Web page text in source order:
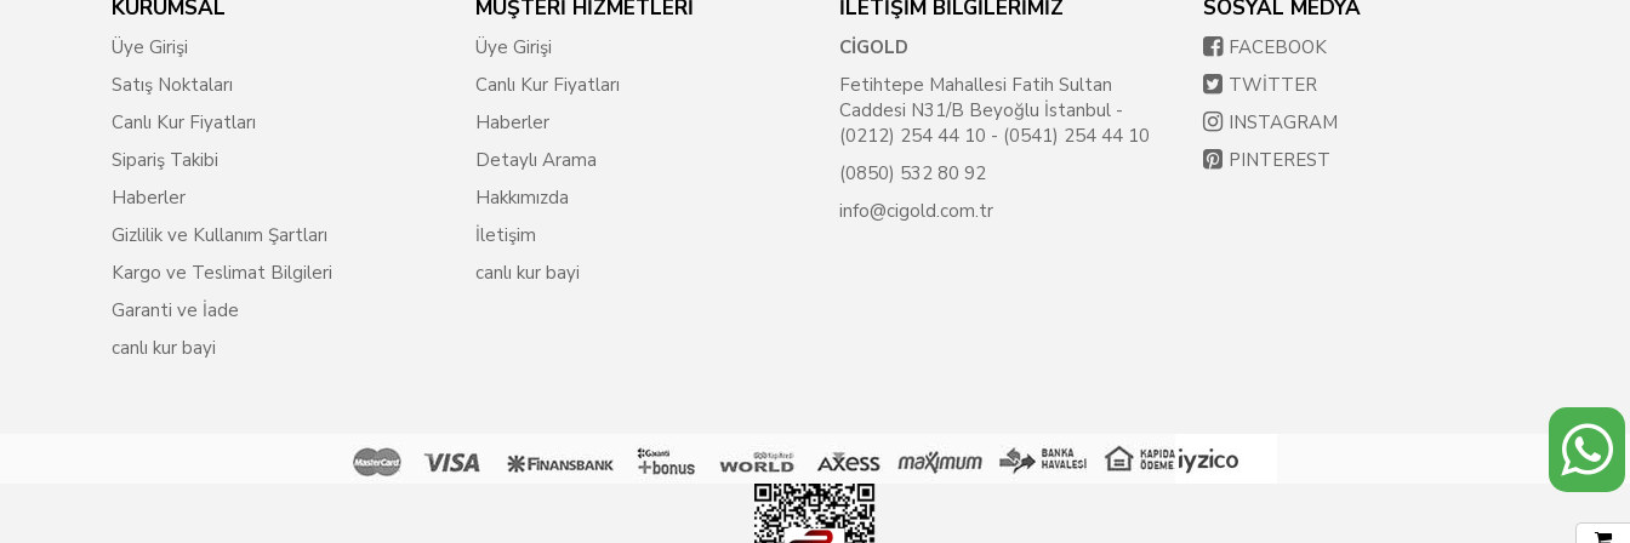
KURUMSAL
Üye Girişi
Satış Noktaları
Canlı Kur Fiyatları
Sipariş Takibi
Haberler
Gizlilik ve Kullanım Şartları
Kargo ve Teslimat Bilgileri
Garanti ve İade
canlı kur bayi
MÜŞTERİ HİZMETLERİ
Üye Girişi
Canlı Kur Fiyatları
Haberler
Detaylı Arama
Hakkımızda
İletişim
canlı kur bayi
İLETİŞİM BİLGİLERİMİZ
CİGOLD
Fetihtepe Mahallesi Fatih Sultan
Caddesi N31/B Beyoğlu İstanbul -
(0212) 254 44 10 - (0541) 254 44 10
(0850) 532 80 92
info@cigold.com.tr
SOSYAL MEDYA
FACEBOOK
TWİTTER
INSTAGRAM
PINTEREST